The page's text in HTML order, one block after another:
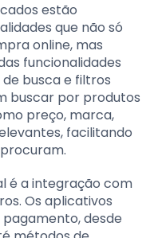
estão
que não só
online, mas
funcionalidades
busca e filtros
buscar por produtos
preço, marca,
facilitando
é a integração com
Os aplicativos
desde